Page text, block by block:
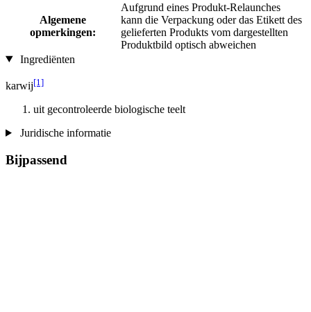
Algemene
opmerkingen:
Aufgrund eines Produkt-Relaunches
kann die Verpackung oder das Etikett des
gelieferten Produkts vom dargestellten
Produktbild optisch abweichen
Ingrediënten
karwij[1]
uit gecontroleerde biologische teelt
Juridische informatie
Bijpassend